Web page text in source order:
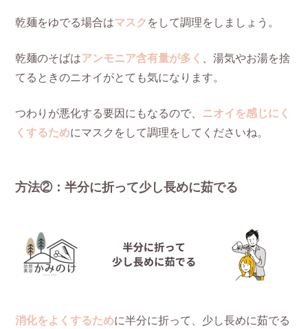
乾麺をゆでる場合はマスク をして調理をしましょう。
乾麺のそばはアンモニア含有量が多く
、湯気やお湯を捨
てるときのニオイがとても気になります。
つわりが悪化する要因にもなるので、 ニオイを感じにく
くするためにマスクをして調理をしてくださいね。
方法②：半分に折って少し長めに茹でる
消化をよくするために半分に折って、少し長めに茹でる